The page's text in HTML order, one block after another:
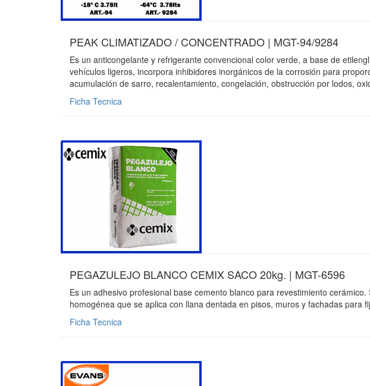
PEAK CLIMATIZADO / CONCENTRADO | MGT-94/9284
Es un anticongelante y refrigerante convencional color verde, a base de
vehículos ligeros, incorpora inhibidores inorgánicos de la corrosión para
acumulación de sarro, recalentamiento, congelación, obstrucción por lodos,
Ficha Tecnica
PEGAZULEJO BLANCO CEMIX SACO 20kg. | MGT-6596
Es un adhesivo profesional base cemento blanco para revestimiento
homogénea que se aplica con llana dentada en pisos, muros y fachadas para
Ficha Tecnica